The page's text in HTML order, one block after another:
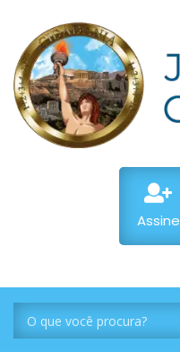
Assine